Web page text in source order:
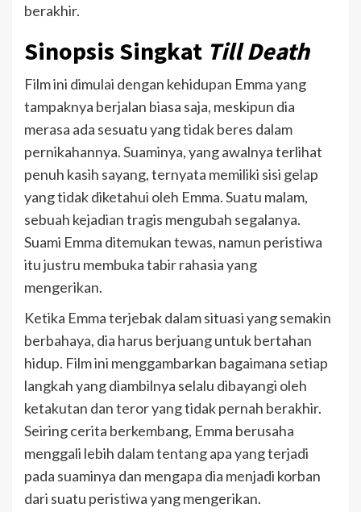
berakhir.
Sinopsis Singkat Till Death
Film ini dimulai dengan kehidupan Emma yang
tampaknya berjalan biasa saja, meskipun dia
merasa ada sesuatu yang tidak beres dalam
pernikahannya. Suaminya, yang awalnya terlihat
penuh kasih sayang, ternyata memiliki sisi gelap
yang tidak diketahui oleh Emma. Suatu malam,
sebuah kejadian tragis mengubah segalanya.
Suami Emma ditemukan tewas, namun peristiwa
itu justru membuka tabir rahasia yang
mengerikan.
Ketika Emma terjebak dalam situasi yang semakin
berbahaya, dia harus berjuang untuk bertahan
hidup. Film ini menggambarkan bagaimana setiap
langkah yang diambilnya selalu dibayangi oleh
ketakutan dan teror yang tidak pernah berakhir.
Seiring cerita berkembang, Emma berusaha
menggali lebih dalam tentang apa yang terjadi
pada suaminya dan mengapa dia menjadi korban
dari suatu peristiwa yang mengerikan.